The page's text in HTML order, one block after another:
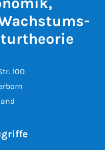
100